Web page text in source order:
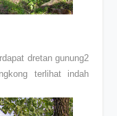
dretan gunung2
terlihat indah